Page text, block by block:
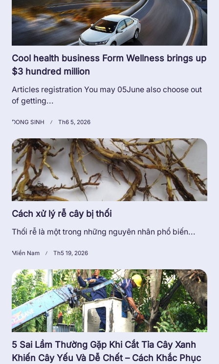
Cool health business Form Wellness brings up
$3 hundred million
Articles registration You may 05June also choose out
of getting...
DONG SINH Th6 5, 2026
Cách xử lý rễ cây bị thối
Thối rễ là một trong những nguyên nhân phổ biến...
Miền Nam Th5 19, 2026
5 Sai Lầm Thường Gặp Khi Cắt Tỉa Cây Xanh
Khiến Cây Yếu Và Dễ Chết – Cách Khắc Phục